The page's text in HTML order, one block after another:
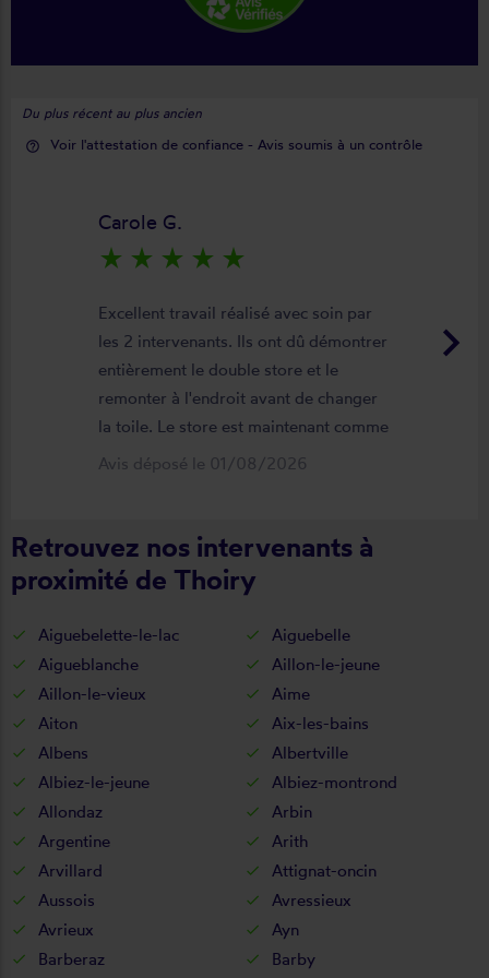
Du plus récent au plus ancien
help_outline Voir l'attestation de confiance - Avis soumis à un contrôle
keyboard_arrow_right
Carole G.
star_rate star_rate star_rate star_rate star_rate
Excellent travail réalisé avec soin par
les 2 intervenants. Ils ont dû démontrer
entièrement le double store et le
remonter à l'endroit avant de changer
la toile. Le store est maintenant comme
neuf, parfaitement positionné et
Avis déposé le 01/08/2026
Retrouvez nos intervenants à
proximité de Thoiry
Aiguebelette-le-lac
Aiguebelle
Aigueblanche
Aillon-le-jeune
Aillon-le-vieux
Aime
Aiton
Aix-les-bains
Albens
Albertville
Albiez-le-jeune
Albiez-montrond
Allondaz
Arbin
Argentine
Arith
Arvillard
Attignat-oncin
Aussois
Avressieux
Avrieux
Ayn
Barberaz
Barby